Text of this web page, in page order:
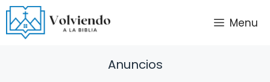
Saltar
al
contenido
Menu
Anuncios